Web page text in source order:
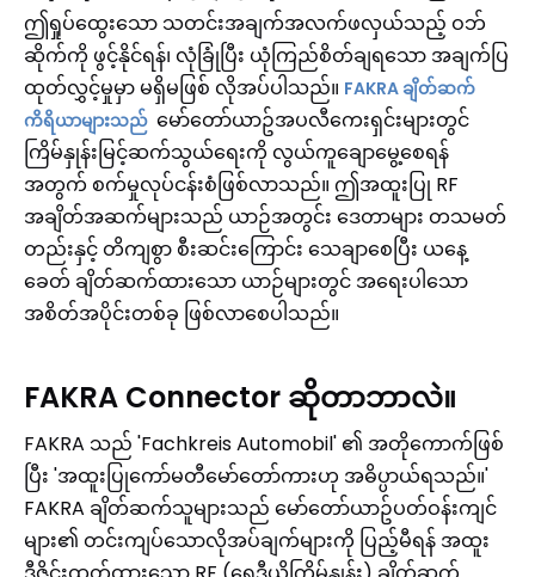
ဤရှုပ်ထွေးသော သတင်းအချက်အလက်ဖလှယ်သည့် ဝဘ်
ဆိုက်ကို ဖွင့်နိုင်ရန်၊ လုံခြုံပြီး ယုံကြည်စိတ်ချရသော အချက်ပြ
ထုတ်လွှင့်မှုမှာ မရှိမဖြစ် လိုအပ်ပါသည်။ FAKRA ချိတ်ဆက်
ကိရိယာများသည် မော်တော်ယာဥ်အပလီကေးရှင်းများတွင်
ကြိမ်နှုန်းမြင့်ဆက်သွယ်ရေးကို လွယ်ကူချောမွေ့စေရန်
အတွက် စက်မှုလုပ်ငန်းစံဖြစ်လာသည်။ ဤအထူးပြု RF
အချိတ်အဆက်များသည် ယာဉ်အတွင်း ဒေတာများ တသမတ်
တည်းနှင့် တိကျစွာ စီးဆင်းကြောင်း သေချာစေပြီး ယနေ့
ခေတ် ချိတ်ဆက်ထားသော ယာဉ်များတွင် အရေးပါသော
အစိတ်အပိုင်းတစ်ခု ဖြစ်လာစေပါသည်။
FAKRA Connector ဆိုတာဘာလဲ။
FAKRA သည် 'Fachkreis Automobil' ၏ အတိုကောက်ဖြစ်
ပြီး 'အထူးပြုကော်မတီမော်တော်ကားဟု အဓိပ္ပာယ်ရသည်။'
FAKRA ချိတ်ဆက်သူများသည် မော်တော်ယာဥ်ပတ်ဝန်းကျင်
များ၏ တင်းကျပ်သောလိုအပ်ချက်များကို ပြည့်မီရန် အထူး